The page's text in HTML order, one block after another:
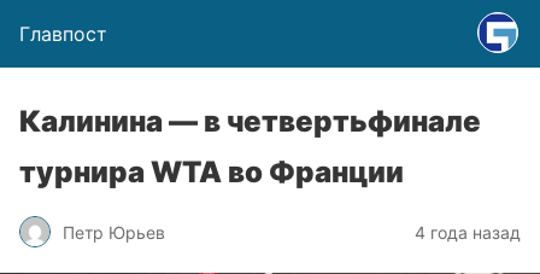
Главпост
Калинина — в четвертьфинале
турнира WTA во Франции
Петр Юрьев 4 года назад